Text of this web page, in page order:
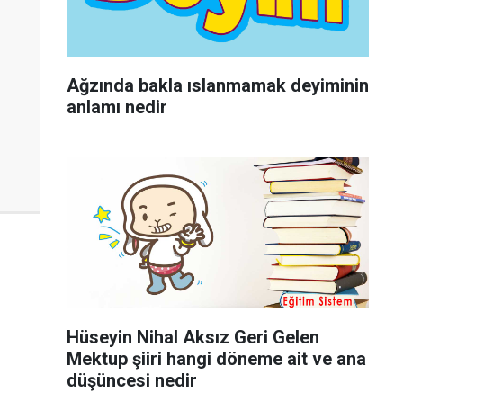
Ağzında bakla ıslanmamak deyiminin
anlamı nedir
Hüseyin Nihal Aksız Geri Gelen
Mektup şiiri hangi döneme ait ve ana
düşüncesi nedir